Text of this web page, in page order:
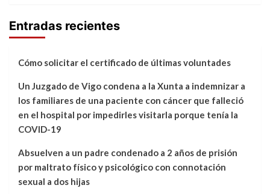
Entradas recientes
Cómo solicitar el certificado de últimas voluntades
Un Juzgado de Vigo condena a la Xunta a indemnizar a
los familiares de una paciente con cáncer que falleció
en el hospital por impedirles visitarla porque tenía la
COVID-19
Absuelven a un padre condenado a 2 años de prisión
por maltrato físico y psicológico con connotación
sexual a dos hijas